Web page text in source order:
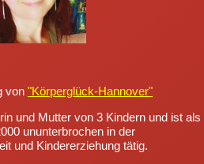
von "Körperglück-Hannover"
und Mutter von 3 Kindern und ist als
ununterbrochen in der
und Kindererziehung tätig.